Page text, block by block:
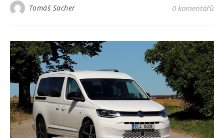
Tomáš Sacher 0 komentářů